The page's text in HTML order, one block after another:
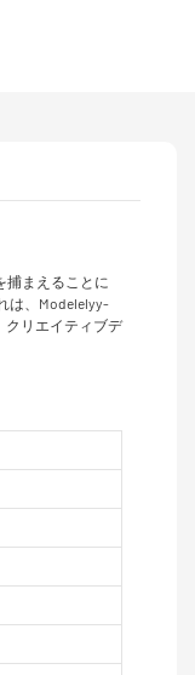
捕まえることに
は、Modelelyy-
クリエイティブデ